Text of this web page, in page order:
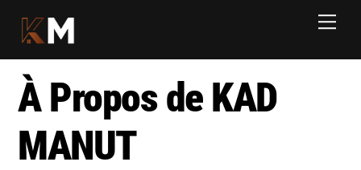
À Propos de KAD
MANUT
Top